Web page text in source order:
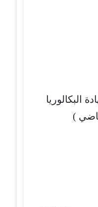
البكالوريا
)